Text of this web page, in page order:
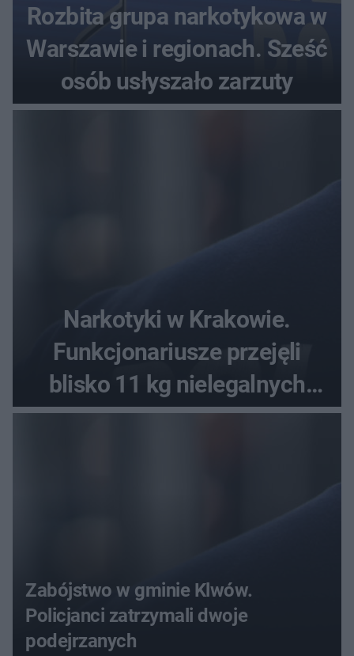
Rozbita grupa narkotykowa w
Warszawie i regionach. Sześć
osób usłyszało zarzuty
Narkotyki w Krakowie.
Funkcjonariusze przejęli
blisko 11 kg nielegalnych
substancji
Zabójstwo w gminie Klwów.
Policjanci zatrzymali dwoje
podejrzanych